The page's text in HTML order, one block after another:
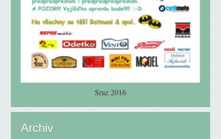
Sraz 2016
Archiv